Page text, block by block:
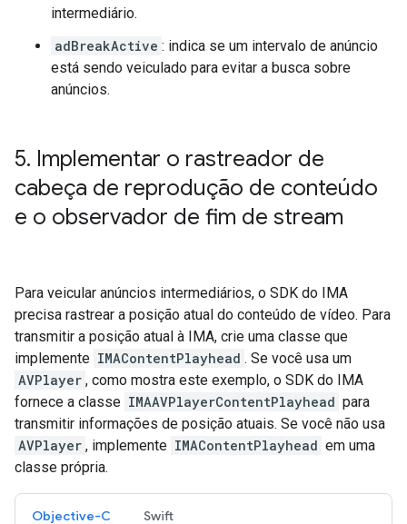
intermediário.
adBreakActive : indica se um intervalo de anúncio
está sendo veiculado para evitar a busca sobre
anúncios.
5. Implementar o rastreador de
cabeça de reprodução de conteúdo
e o observador de fim de stream
Para veicular anúncios intermediários, o SDK do IMA
precisa rastrear a posição atual do conteúdo de vídeo. Para
transmitir a posição atual à IMA, crie uma classe que
implemente IMAContentPlayhead . Se você usa um
AVPlayer , como mostra este exemplo, o SDK do IMA
fornece a classe IMAAVPlayerContentPlayhead para
transmitir informações de posição atuais. Se você não usa
AVPlayer , implemente IMAContentPlayhead em uma
classe própria.
Objective-C Swift